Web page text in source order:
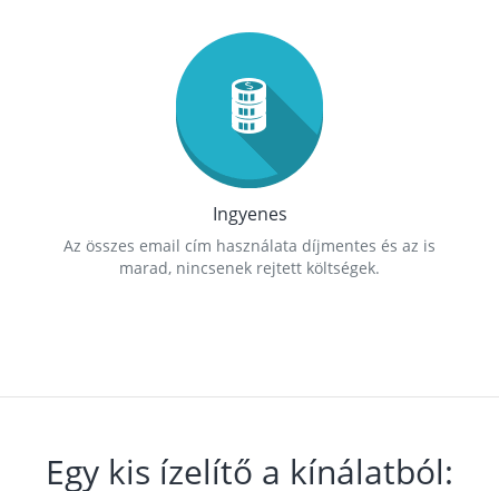
Ingyenes
Az összes email cím használata díjmentes és az is
marad, nincsenek rejtett költségek.
Egy kis ízelítő a kínálatból: